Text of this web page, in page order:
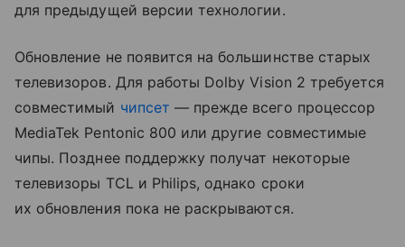
для предыдущей версии технологии.
Обновление не появится на большинстве старых
телевизоров. Для работы Dolby Vision 2 требуется
совместимый чипсет — прежде всего процессор
MediaTek Pentonic 800 или другие совместимые
чипы. Позднее поддержку получат некоторые
телевизоры TCL и Philips, однако сроки
их обновления пока не раскрываются.